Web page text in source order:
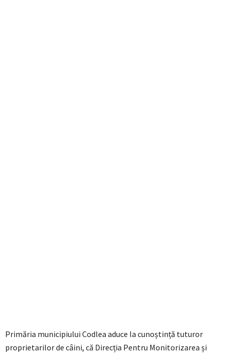
Primăria municipiului Codlea aduce la cunoștință tuturor
proprietarilor de câini, că Direcția Pentru Monitorizarea și